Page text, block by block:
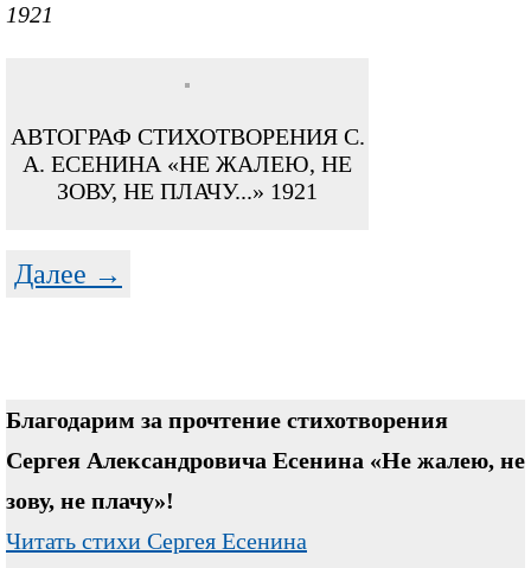
1921
АВТОГРАФ СТИХОТВОРЕНИЯ С.
А. ЕСЕНИНА «НЕ ЖАЛЕЮ, НЕ
ЗОВУ, НЕ ПЛАЧУ...» 1921
Далее →
Благодарим за прочтение стихотворения
Сергея Александровича Есенина «Не жалею, не
зову, не плачу»!
Читать стихи Сергея Есенина